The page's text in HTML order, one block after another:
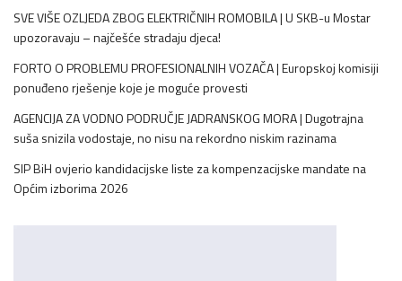
SVE VIŠE OZLJEDA ZBOG ELEKTRIČNIH ROMOBILA | U SKB-u Mostar
upozoravaju – najčešće stradaju djeca!
FORTO O PROBLEMU PROFESIONALNIH VOZAČA | Europskoj komisiji
ponuđeno rješenje koje je moguće provesti
AGENCIJA ZA VODNO PODRUČJE JADRANSKOG MORA | Dugotrajna
suša snizila vodostaje, no nisu na rekordno niskim razinama
SIP BiH ovjerio kandidacijske liste za kompenzacijske mandate na
Općim izborima 2026